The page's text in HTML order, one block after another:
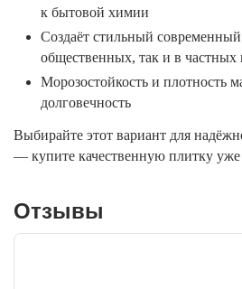
к бытовой химии
Создаёт стильный современный
общественных, так и в частных
Морозостойкость и плотность
долговечность
Выбирайте этот вариант для
— купите качественную плитку уже
Отзывы